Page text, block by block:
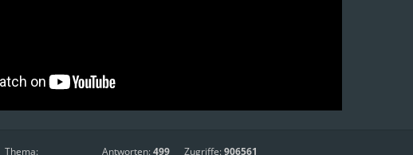
Thema:
Antworten:499 Zugriffe:906561